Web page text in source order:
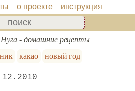
о проекте инструкция
Нуга - домашние рецепты
какао новый год